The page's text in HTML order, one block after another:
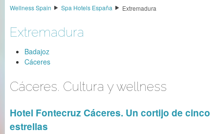
Wellness Spain
Spa Hotels España Extremadura
Extremadura
Badajoz
Cáceres
Cáceres. Cultura y wellness
Hotel Fontecruz Cáceres. Un cortijo de cinco
estrellas